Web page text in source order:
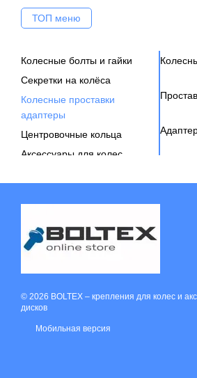
ТОП меню
Колесные болты и гайки
Секретки на колёса
Колесные проставки
адаптеры
Центровочные кольца
Аксессуары для колес
© 2026 BOLTEX – крепления для колес и
дисков
Мобильная версия